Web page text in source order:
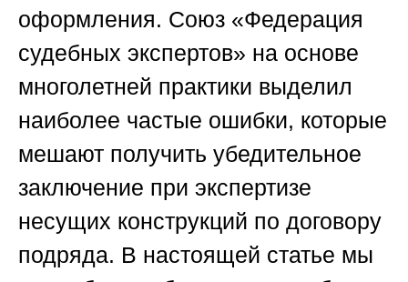
оформления. Союз «Федерация
судебных экспертов» на основе
многолетней практики выделил
наиболее частые ошибки, которые
мешают получить убедительное
заключение при экспертизе
несущих конструкций по договору
подряда. В настоящей статье мы